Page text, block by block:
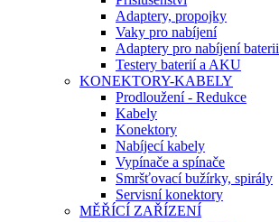
Adaptery, propojky
Vaky pro nabíjení
Adaptery pro nabíjení baterii
Testery baterií a AKU
KONEKTORY-KABELY
Prodloužení - Redukce
Kabely
Konektory
Nabíjecí kabely
Vypínače a spínače
Smršťovací bužírky, spirály
Servisní konektory
MĚŘÍCÍ ZAŘÍZENÍ